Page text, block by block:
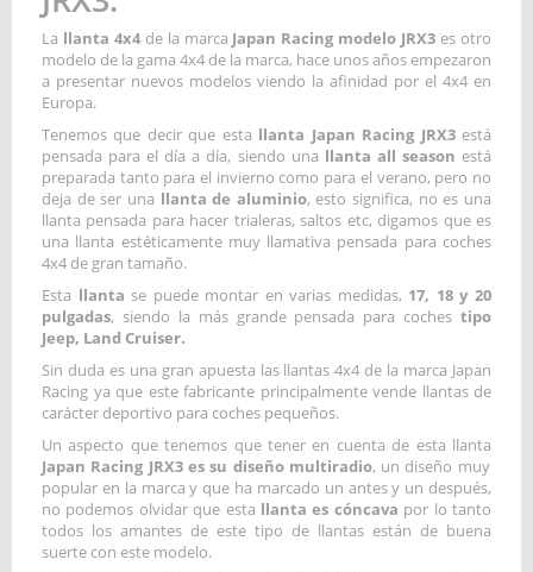
La llanta 4x4de la marca Japan Racing modelo JRX3 es otro
modelo de la gama 4x4 de la marca, hace unos años empezaron
a presentar nuevos modelos viendo la afinidad por el 4x4 en
Europa.
Tenemos que decir que esta llanta Japan Racing JRX3está
pensada para el día a día, siendo una llanta all season está
preparada tanto para el invierno como para el verano, pero no
deja de ser una llanta de aluminio, esto significa, no es una
llanta pensada para hacer trialeras, saltos etc, digamos que es
una llanta estéticamente muy llamativa pensada para coches
4x4 de gran tamaño.
Esta llanta se puede montar en varias medidas, 17, 18 y 20
pulgadas, siendo la más grande pensada para coches tipo
Jeep, Land Cruiser.
Sin duda es una gran apuesta las llantas 4x4 de la marca Japan
Racing ya que este fabricante principalmente vende llantas de
carácter deportivo para coches pequeños.
Un aspecto que tenemos que tener en cuenta de esta llanta
Japan Racing JRX3 es su diseño multiradio, un diseño muy
popular en la marca y que ha marcado un antes y un después,
no podemos olvidar que esta llanta es cóncava por lo tanto
todos los amantes de este tipo de llantas están de buena
suerte con este modelo.